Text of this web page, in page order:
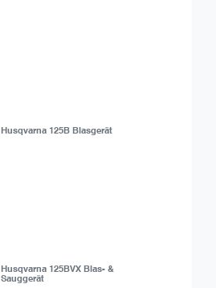
Husqvarna 125B Blasgerät
Husqvarna 125BVX Blas- &
Sauggerät